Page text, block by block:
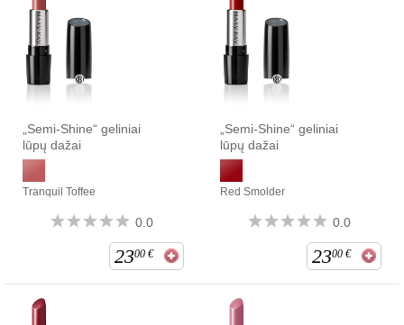
„Semi-Shine“ geliniai
lūpų dažai
Tranquil Toffee
0.0
2300 €
„Semi-Shine“ geliniai
lūpų dažai
Red Smolder
0.0
2300 €